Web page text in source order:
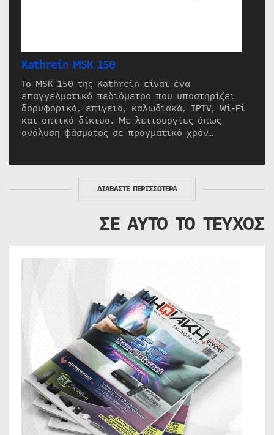
Kathrein MSK 150
Το MSK 150 της Kathrein είναι ένα
επαγγελματικό πεδιόμετρο που υποστηρίζει
δορυφορικά, επίγεια, καλωδιακά, IPTV, Wi-Fi
και οπτικά δίκτυα. Με λειτουργίες όπως
ανάλυση φάσματος σε πραγματικό χρόν…
ΔΙΑΒΑΣΤΕ ΠΕΡΙΣΣΟΤΕΡΑ
ΣΕ ΑΥΤΟ ΤΟ ΤΕΥΧΟΣ